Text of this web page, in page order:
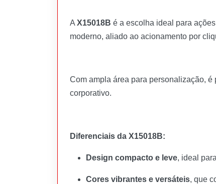
A X15018B é a escolha ideal para
moderno, aliado ao acionamento por
Com ampla área para personalização, é
corporativo.
Diferenciais da X15018B:
Design compacto e leve, ideal
Cores vibrantes e versáteis, que